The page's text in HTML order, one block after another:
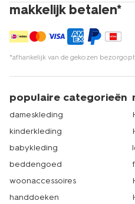
makkelijk betalen*
*afhankelijk van de gekozen
populaire categorieën
dameskleding
kinderkleding
babykleding
beddengoed
woonaccessoires
handdoeken